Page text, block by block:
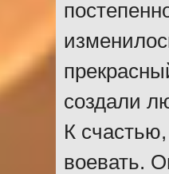
создали
К
воевать.